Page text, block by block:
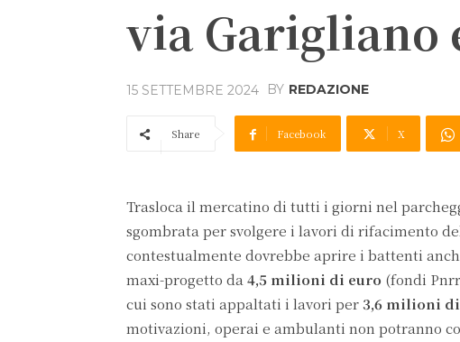
via Garigliano
15 SETTEMBRE 2024 BY REDAZIONE
Share Facebook X
Trasloca il mercatino di tutti i giorni nel
sgombrata per svolgere i lavori di rifacimento
contestualmente dovrebbe aprire i battenti
maxi-progetto da 4,5 milioni di euro (fondi
cui sono stati appaltati i lavori per 3,6 milioni
motivazioni, operai e ambulanti non potranno